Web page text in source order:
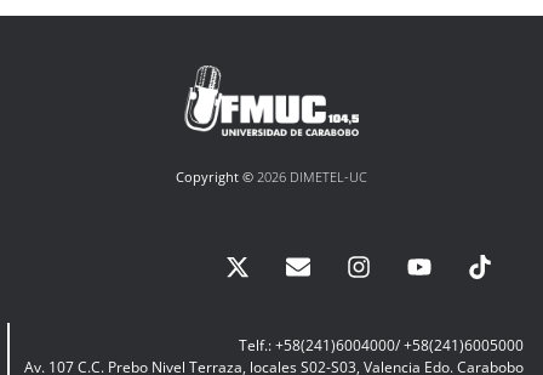
Copyright © 2026 DIMETEL-UC
Telf.: +58(241)6004000/ +58(241)6005000
Av. 107 C.C. Prebo Nivel Terraza, locales S02-S03, Valencia Edo. Carabobo